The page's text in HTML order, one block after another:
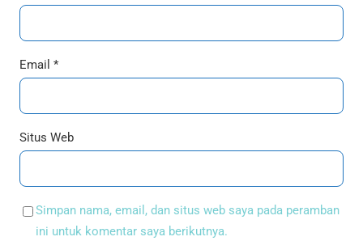
Email *
Situs Web
Simpan nama, email, dan situs web saya pada peramban
ini untuk komentar saya berikutnya.